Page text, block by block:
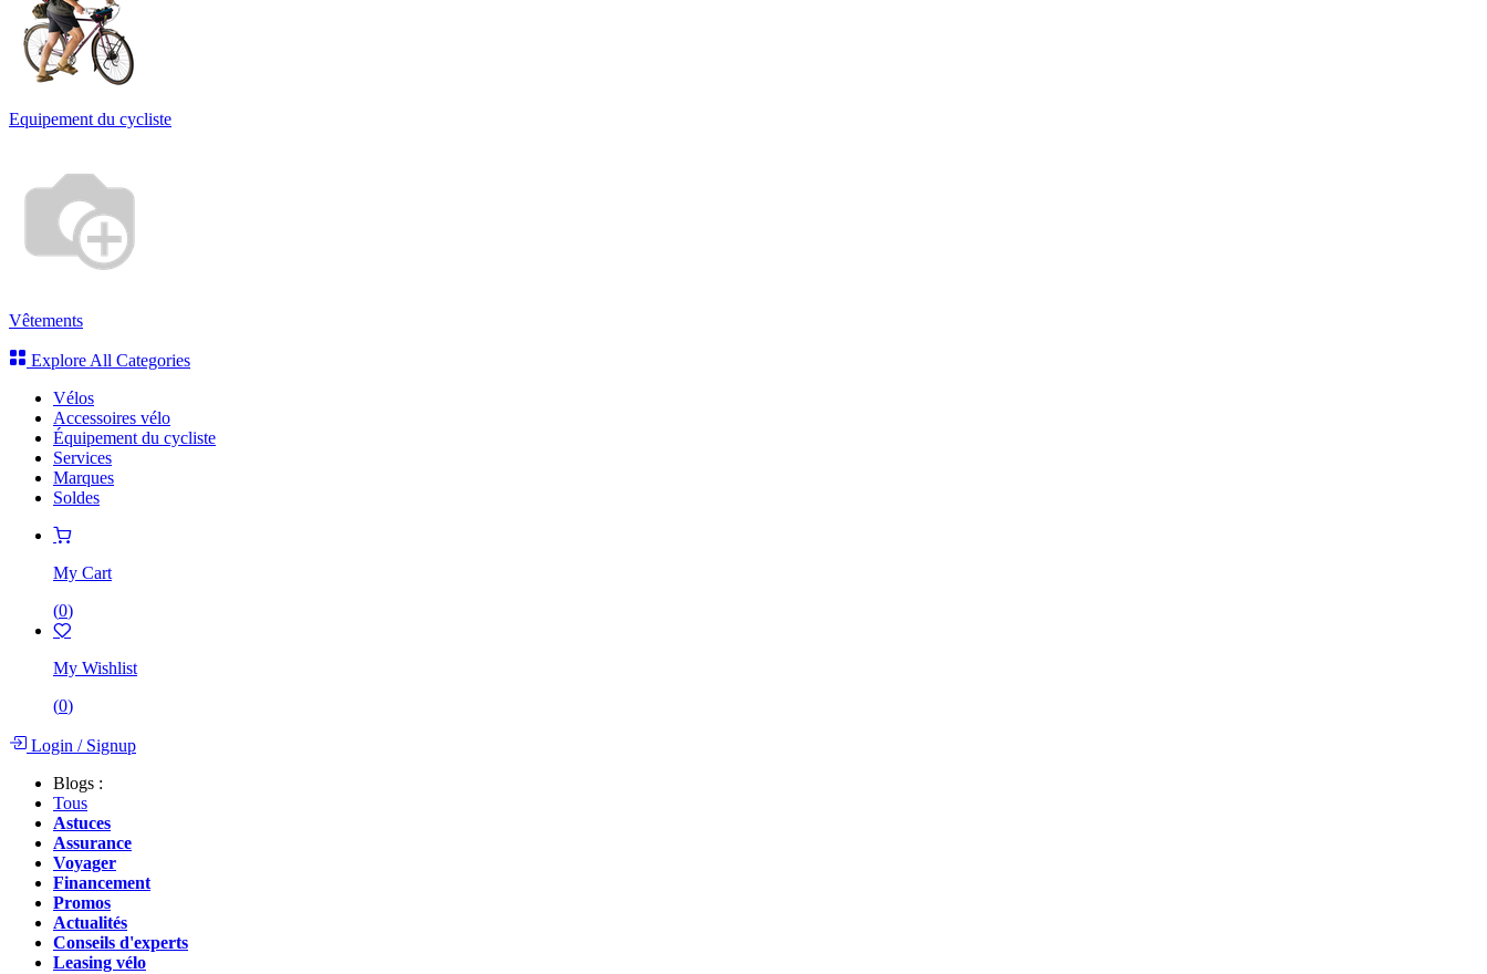
Equipement du cycliste
Vêtements
Explore All Categories
Vélos
Accessoires vélo
Équipement du cycliste
Services
Marques
Soldes
My Cart
(0)
My Wishlist
(0)
Login /Signup
Blogs :
Tous
Astuces
Assurance
Voyager
Financement
Promos
Actualités
Conseils d'experts
Leasing vélo